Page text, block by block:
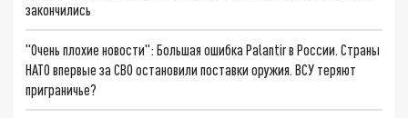
закончились
"Очень плохие новости": Большая ошибка Palantir в России. Страны
НАТО впервые за СВО остановили поставки оружия. ВСУ теряют
приграничье?